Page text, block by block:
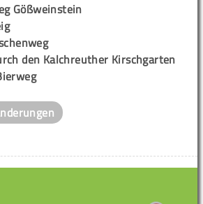
Gößweinstein
den Kalchreuther Kirschgarten